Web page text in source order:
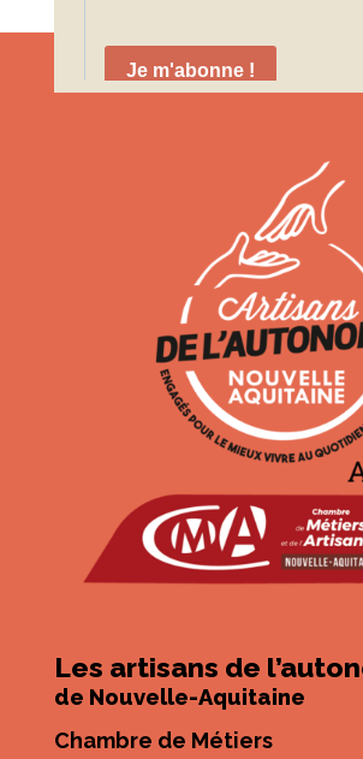
Les artisans de
de Nouvelle-Aquitaine
Chambre de Métiers